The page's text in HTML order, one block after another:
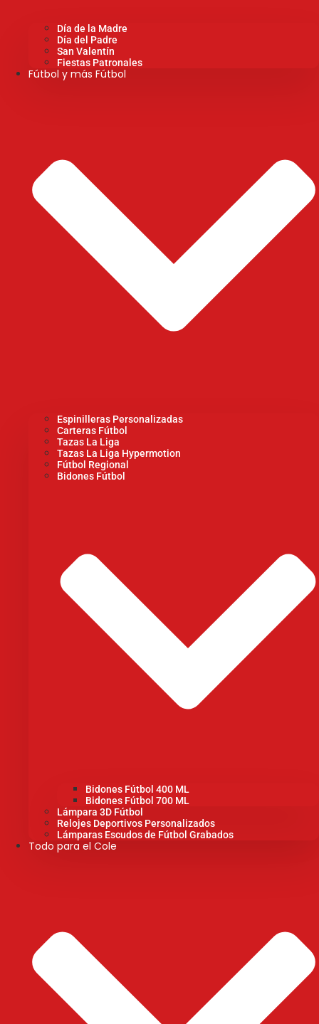
Día de la Madre
Día del Padre
San Valentín
Fiestas Patronales
Fútbol y más Fútbol
Espinilleras Personalizadas
Carteras Fútbol
Tazas La Liga
Tazas La Liga Hypermotion
Fútbol Regional
Bidones Fútbol
Bidones Fútbol 400 ML
Bidones Fútbol 700 ML
Lámpara 3D Fútbol
Relojes Deportivos Personalizados
Lámparas Escudos de Fútbol Grabados
Todo para el Cole